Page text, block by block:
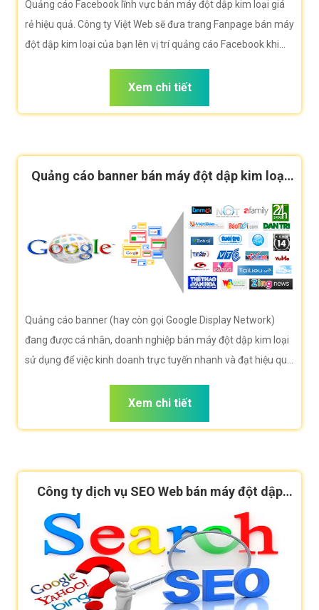
Quảng cáo Facebook lĩnh vực bán máy đột dập kim loại giá
rẻ hiệu quả. Công ty Việt Web sẽ đưa trang Fanpage bán máy
đột dập kim loại của bạn lên vị trí quảng cáo Facebook khi
Xem chi tiết
Quảng cáo banner bán máy đột dập kim loại
Quảng cáo banner (hay còn gọi Google Display Network)
đang được cá nhân, doanh nghiệp bán máy đột dập kim loại
sử dụng để việc kinh doanh trực tuyến nhanh và đạt hiệu quả
dịch vụ Quảng cáo banner bán máy đột dập kim loại với
những tính năng nổi bật nhất.
Xem chi tiết
Công ty dịch vụ SEO Web bán máy đột dập